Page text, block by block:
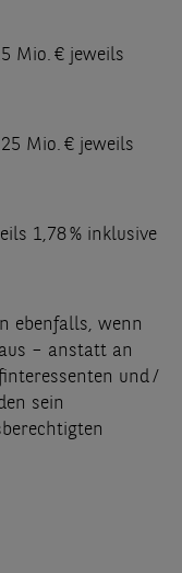
Mio. € jeweils
Mio. € jeweils
1,78 % inklusive
ebenfalls, wenn
– anstatt an
und /
sein